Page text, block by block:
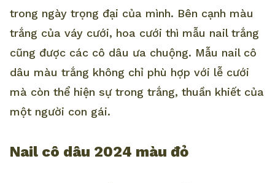
trong ngày trọng đại của mình. Bên cạnh màu
trắng của váy cưới, hoa cưới thì mẫu nail trắng
cũng được các cô dâu ưa chuộng. Mẫu nail cô
dâu màu trắng không chỉ phù hợp với lễ cưới
mà còn thể hiện sự trong trắng, thuần khiết của
một người con gái.
Nail cô dâu 2024 màu đỏ